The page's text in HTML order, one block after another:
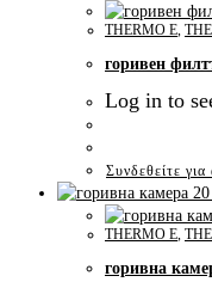
THERMO E,
горивен
Log in to
Συνδεθείτε για
THERMO E,
горивна